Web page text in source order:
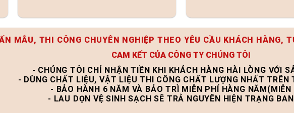
MẪU, THI CÔNG CHUYÊN NGHIỆP THEO YÊU CẦU KHÁCH HÀNG,
CAM KẾT CỦA CÔNG TY CHÚNG TÔI
- CHÚNG TÔI CHỈ NHẬN TIỀN KHI KHÁCH HÀNG HÀI LÒNG VỚI
- DÙNG CHẤT LIỆU, VẬT LIỆU THI CÔNG CHẤT LƯỢNG NHẤT TRÊN
- BẢO HÀNH 6 NĂM VÀ BẢO TRÌ MIỄN PHÍ HÀNG NĂM(MIỄN
- LAU DỌN VỆ SINH SẠCH SẼ TRẢ NGUYÊN HIỆN TRẠNG